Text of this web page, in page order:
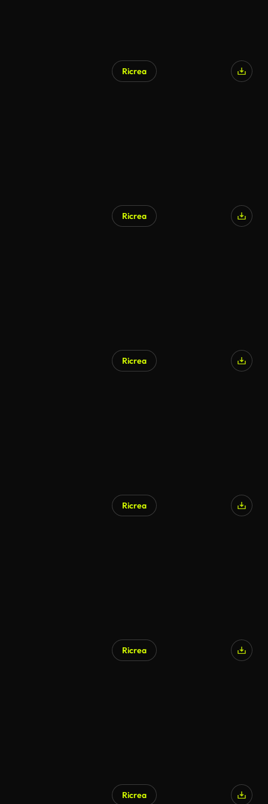
Ricrea
Ricrea
Ricrea
Ricrea
Ricrea
Ricrea